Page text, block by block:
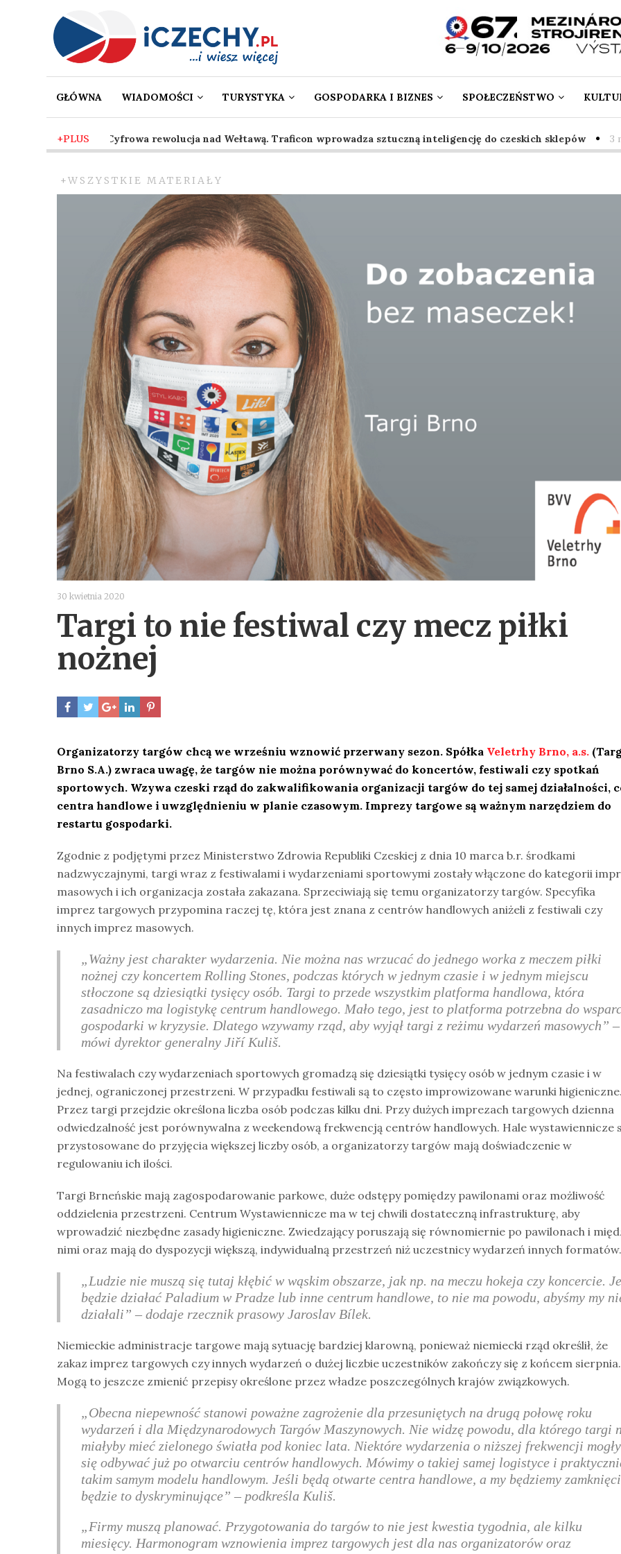
GŁÓWNA WIADOMOŚCI TURYSTYKA GOSPODARKA I BIZNES SPOŁECZEŃSTWO
+PLUS
2 mies. temu - Cyfrowa rewolucja nad Wełtawą. Traficon wprowadza sztuczną inteligencję do czeskich sklepów 3
+WSZYSTKIE MATERIAŁY
30 kwietnia 2020
Targi to nie festiwal czy mecz piłki
nożnej
Organizatorzy targów chcą we wrześniu wznowić przerwany sezon. Spółka Veletrhy Brno, a.s.
Brno S.A.) zwraca uwagę, że targów nie można porównywać do koncertów, festiwali czy spotkań
sportowych. Wzywa czeski rząd do zakwalifikowania organizacji targów do tej samej działalności,
centra handlowe i uwzględnieniu w planie czasowym. Imprezy targowe są ważnym narzędziem do
restartu gospodarki.
Zgodnie z podjętymi przez Ministerstwo Zdrowia Republiki Czeskiej z dnia 10 marca b.r. środkami
nadzwyczajnymi, targi wraz z festiwalami i wydarzeniami sportowymi zostały włączone do kategorii
masowych i ich organizacja została zakazana. Sprzeciwiają się temu organizatorzy targów. Specyfika
imprez targowych przypomina raczej tę, która jest znana z centrów handlowych aniżeli z festiwali czy
innych imprez masowych.
„Ważny jest charakter wydarzenia. Nie można nas wrzucać do jednego worka z meczem piłki
nożnej czy koncertem Rolling Stones, podczas których w jednym czasie i w jednym miejscu
stłoczone są dziesiątki tysięcy osób. Targi to przede wszystkim platforma handlowa, która
zasadniczo ma logistykę centrum handlowego. Mało tego, jest to platforma potrzebna do
gospodarki w kryzysie. Dlatego wzywamy rząd, aby wyjął targi z reżimu wydarzeń masowych” –
mówi dyrektor generalny Jiří Kuliš.
Na festiwalach czy wydarzeniach sportowych gromadzą się dziesiątki tysięcy osób w jednym czasie i w
jednej, ograniczonej przestrzeni. W przypadku festiwali są to często improwizowane warunki higieniczne.
Przez targi przejdzie określona liczba osób podczas kilku dni. Przy dużych imprezach targowych dzienna
odwiedzalność jest porównywalna z weekendową frekwencją centrów handlowych. Hale wystawiennicze
przystosowane do przyjęcia większej liczby osób, a organizatorzy targów mają doświadczenie w
regulowaniu ich ilości.
Targi Brneńskie mają zagospodarowanie parkowe, duże odstępy pomiędzy pawilonami oraz możliwość
oddzielenia przestrzeni. Centrum Wystawiennicze ma w tej chwili dostateczną infrastrukturę, aby
wprowadzić niezbędne zasady higieniczne. Zwiedzający poruszają się równomiernie po pawilonach i
nimi oraz mają do dyspozycji większą, indywidualną przestrzeń niż uczestnicy wydarzeń innych formatów.
„Ludzie nie muszą się tutaj kłębić w wąskim obszarze, jak np. na meczu hokeja czy koncercie.
będzie działać Paladium w Pradze lub inne centrum handlowe, to nie ma powodu, abyśmy my
działali” – dodaje rzecznik prasowy Jaroslav Bílek.
Niemieckie administracje targowe mają sytuację bardziej klarowną, ponieważ niemiecki rząd określił, że
zakaz imprez targowych czy innych wydarzeń o dużej liczbie uczestników zakończy się z końcem sierpnia.
Mogą to jeszcze zmienić przepisy określone przez władze poszczególnych krajów związkowych.
„Obecna niepewność stanowi poważne zagrożenie dla przesuniętych na drugą połowę roku
wydarzeń i dla Międzynarodowych Targów Maszynowych. Nie widzę powodu, dla którego targi
miałyby mieć zielonego światła pod koniec lata. Niektóre wydarzenia o niższej frekwencji
się odbywać już po otwarciu centrów handlowych. Mówimy o takiej samej logistyce i
takim samym modelu handlowym. Jeśli będą otwarte centra handlowe, a my będziemy
będzie to dyskryminujące” – podkreśla Kuliš.
„Firmy muszą planować. Przygotowania do targów to nie jest kwestia tygodnia, ale kilku
miesięcy. Harmonogram wznowienia imprez targowych jest dla nas organizatorów oraz